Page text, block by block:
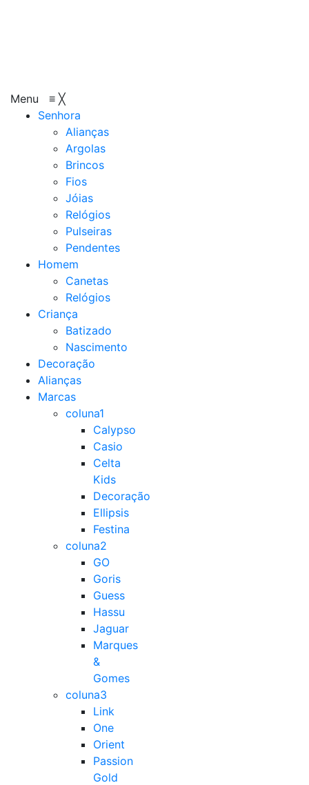
Menu ≡ ╳
Senhora
Alianças
Argolas
Brincos
Fios
Jóias
Relógios
Pulseiras
Pendentes
Homem
Canetas
Relógios
Criança
Batizado
Nascimento
Decoração
Alianças
Marcas
coluna1
Calypso
Casio
Celta
Kids
Decoração
Ellipsis
Festina
coluna2
GO
Goris
Guess
Hassu
Jaguar
Marques
&
Gomes
coluna3
Link
One
Orient
Passion
Gold